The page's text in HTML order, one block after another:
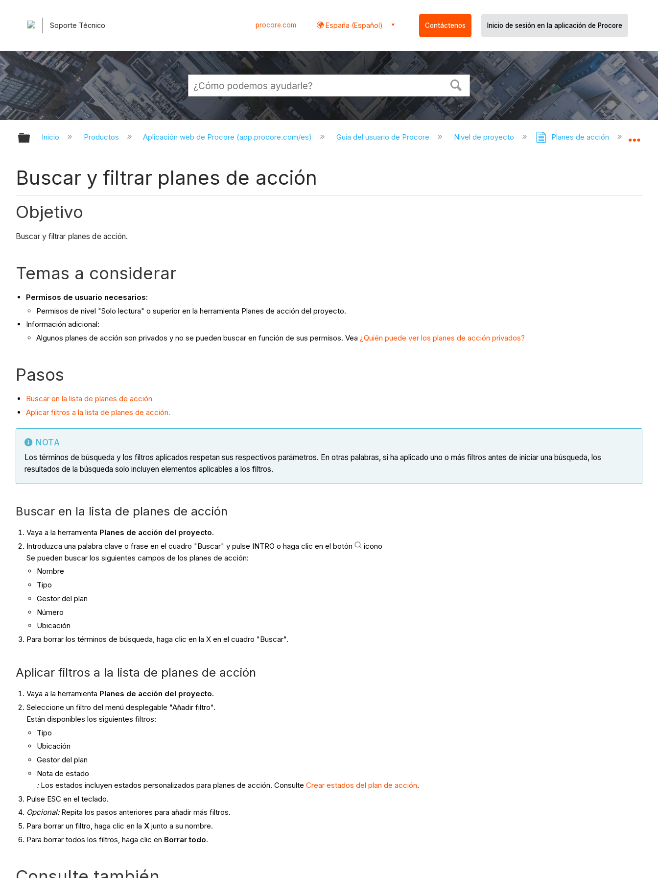
Soporte Técnico procore.com España (Español) Contáctenos Inicio de sesión en la aplicación de Procore
Expandir/contraer jerarquía global
Inicio Productos Aplicación web de Procore (app.procore.com/es) Guía del usuario de Procore Nivel de proyecto Planes de acción
Buscar y filtrar planes de acción
Objetivo
Buscar y filtrar planes de acción.
Temas a considerar
Permisos de usuario necesarios:
Permisos de nivel "Solo lectura" o superior en la herramienta Planes de acción del proyecto.
Información adicional:
Algunos planes de acción son privados y no se pueden buscar en función de sus permisos. Vea ¿Quién puede ver los planes de acción privados?
Pasos
Buscar en la lista de planes de acción
Aplicar filtros a la lista de planes de acción.
NOTA
Los términos de búsqueda y los filtros aplicados respetan sus respectivos parámetros. En otras palabras, si ha aplicado uno o más filtros antes de iniciar una búsqueda, los
resultados de la búsqueda solo incluyen elementos aplicables a los filtros.
Buscar en la lista de planes de acción
Vaya a la herramienta Planes de acción del proyecto.
Introduzca una palabra clave o frase en el cuadro "Buscar" y pulse INTRO o haga clic en el botón
icono
Se pueden buscar los siguientes campos de los planes de acción:
Nombre
Tipo
Gestor del plan
Número
Ubicación
Para borrar los términos de búsqueda, haga clic en la X en el cuadro "Buscar".
Aplicar filtros a la lista de planes de acción
Vaya a la herramienta Planes de acción del proyecto.
Seleccione un filtro del menú desplegable "Añadir filtro".
Están disponibles los siguientes filtros:
Tipo
Ubicación
Gestor del plan
Nota de estado
:Los estados incluyen estados personalizados para planes de acción. ConsulteCrear estados del plan de acción.
Pulse ESC en el teclado.
Opcional: Repita los pasos anteriores para añadir más filtros.
Para borrar un filtro, haga clic en laX junto a su nombre.
Para borrar todos los filtros, haga clic en Borrar todo.